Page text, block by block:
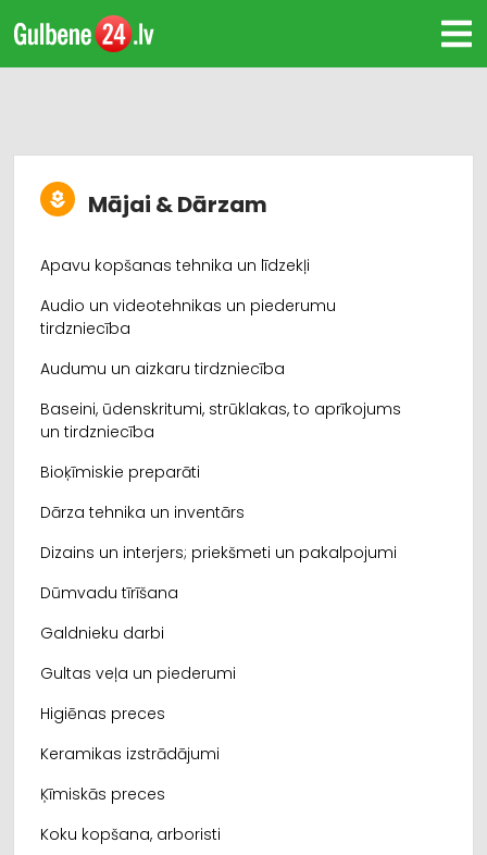
Mājai & Dārzam
Apavu kopšanas tehnika un līdzekļi
Audio un videotehnikas un piederumu
tirdzniecība
Audumu un aizkaru tirdzniecība
Baseini, ūdenskritumi, strūklakas, to aprīkojums
un tirdzniecība
Bioķīmiskie preparāti
Dārza tehnika un inventārs
Dizains un interjers; priekšmeti un pakalpojumi
Dūmvadu tīrīšana
Galdnieku darbi
Gultas veļa un piederumi
Higiēnas preces
Keramikas izstrādājumi
Ķīmiskās preces
Koku kopšana, arboristi